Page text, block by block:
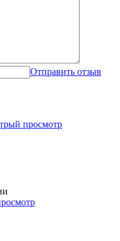
Отправить отзыв
просмотр